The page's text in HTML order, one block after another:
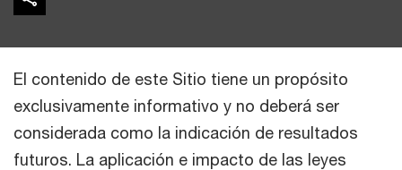
El contenido de este Sitio tiene un propósito
exclusivamente informativo y no deberá ser
considerada como la indicación de resultados
futuros. La aplicación e impacto de las leyes